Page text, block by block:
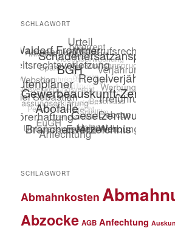
SCHLAGWORT
SCHLAGWORT
Abmahnkosten
Abzocke AGB Anfechtung